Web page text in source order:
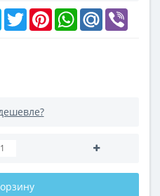
Skype Twitter PinterestWhatsAppMail.Ru